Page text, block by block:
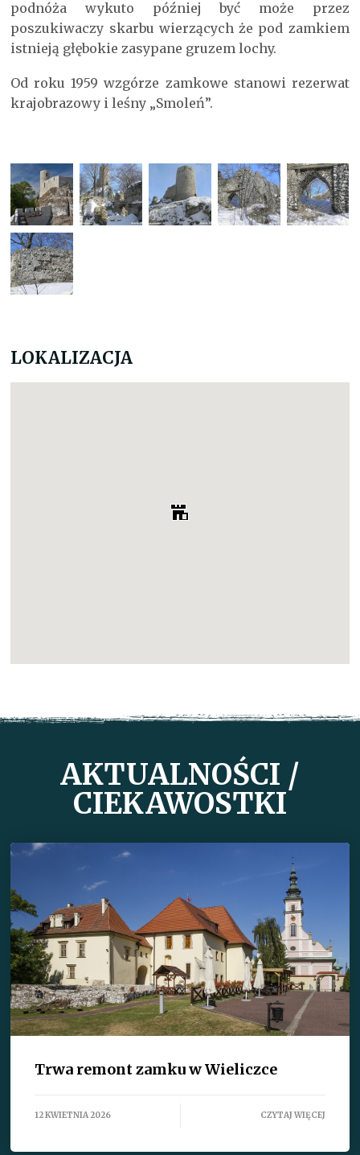
podnóża wykuto później być może przez
poszukiwaczy skarbu wierzących że pod zamkiem
istnieją głębokie zasypane gruzem lochy.
Od roku 1959 wzgórze zamkowe stanowi rezerwat
krajobrazowy i leśny „Smoleń”.
LOKALIZACJA
AKTUALNOŚCI /
CIEKAWOSTKI
Trwa remont zamku w Wieliczce
12 KWIETNIA 2026 CZYTAJ WIĘCEJ